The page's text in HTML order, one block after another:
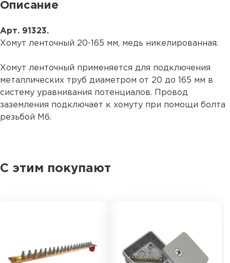
Описание
Арт. 91323.
Хомут ленточный 20-165 мм, медь никелированная.
Хомут ленточный применяется для подключения
металлических труб диаметром от 20 до 165 мм в
систему уравнивания потенциалов. Провод
заземления подключает к хомуту при помощи болта
резьбой М6.
С этим покупают